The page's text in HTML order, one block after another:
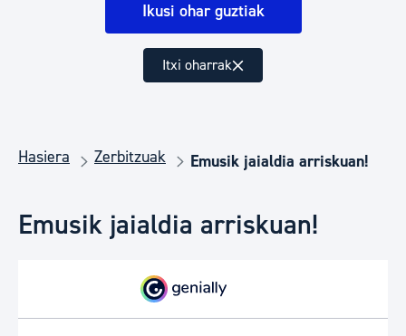
Ikusi ohar guztiak
Itxi oharrak
Hasiera Zerbitzuak Emusik jaialdia arriskuan!
Emusik jaialdia arriskuan!